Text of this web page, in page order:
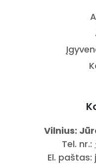
Vilnius:
Tel. nr.:
El. paštas: